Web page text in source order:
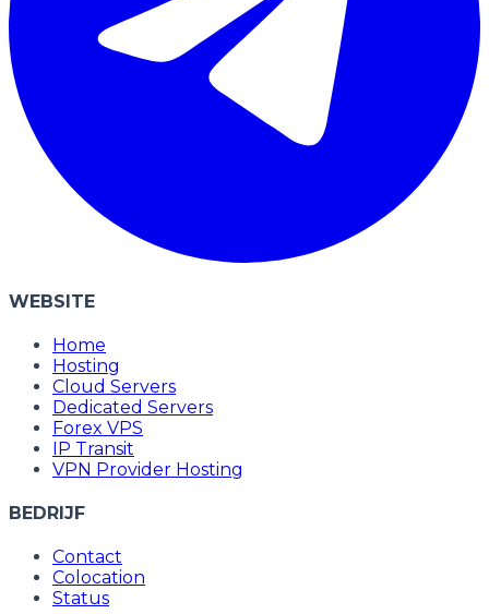
WEBSITE
Home
Hosting
Cloud Servers
Dedicated Servers
Forex VPS
IP Transit
VPN Provider Hosting
BEDRIJF
Contact
Colocation
Status